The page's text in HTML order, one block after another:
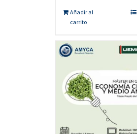
Añadir al
carrito